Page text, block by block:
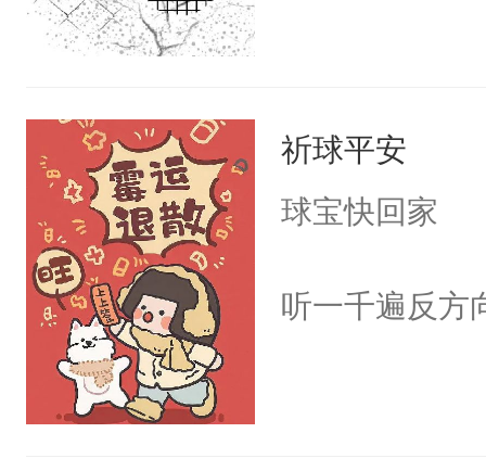
祈球平安
球宝快回家
听一千遍反方